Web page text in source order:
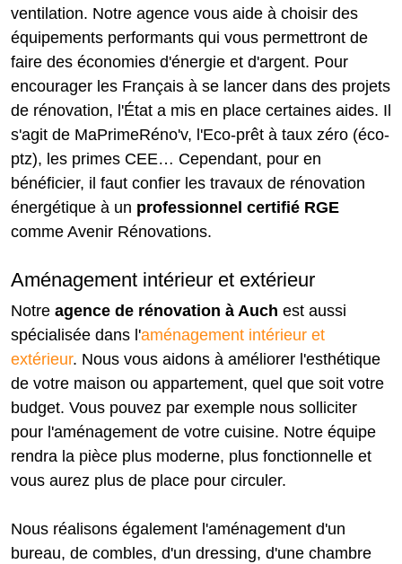
ventilation. Notre agence vous aide à choisir des
équipements performants qui vous permettront de
faire des économies d'énergie et d'argent. Pour
encourager les Français à se lancer dans des projets
de rénovation, l'État a mis en place certaines aides. Il
s'agit de MaPrimeRéno'v, l'Eco-prêt à taux zéro (éco-
ptz), les primes CEE… Cependant, pour en
bénéficier, il faut confier les travaux de rénovation
énergétique à un professionnel certifié RGE
comme Avenir Rénovations.
Aménagement intérieur et extérieur
Notre agence de rénovation à Auch est aussi
spécialisée dans l'aménagement intérieur et
extérieur. Nous vous aidons à améliorer l'esthétique
de votre maison ou appartement, quel que soit votre
budget. Vous pouvez par exemple nous solliciter
pour l'aménagement de votre cuisine. Notre équipe
rendra la pièce plus moderne, plus fonctionnelle et
vous aurez plus de place pour circuler.
Nous réalisons également l'aménagement d'un
bureau, de combles, d'un dressing, d'une chambre